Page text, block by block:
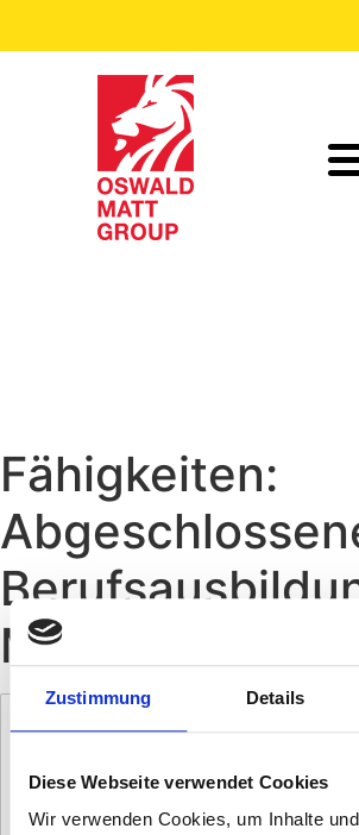
Zustimmung Details
Diese Webseite verwendet Cookies
Wir verwenden Cookies, um Inhalte
Fähigkeiten:
Metallbereich
Land- und
Schwarzwald
Zur Stelle